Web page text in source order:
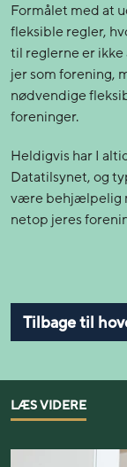
Formålet med at
fleksible regler,
til reglerne er
jer som forening,
nødvendige
foreninger.
Heldigvis har I
Datatilsynet, og
være behjælpelig
netop jeres
Tilbage til
LÆS VIDERE